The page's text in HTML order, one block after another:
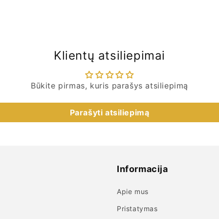
Klientų atsiliepimai
Būkite pirmas, kuris parašys atsiliepimą
Parašyti atsiliepimą
Informacija
Apie mus
Pristatymas